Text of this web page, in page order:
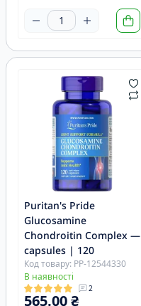
Puritan's Pride
Glucosamine
Chondroitin Complex —
capsules | 120
Код товару: PP-12544330
В наявності
2
565.00 ₴